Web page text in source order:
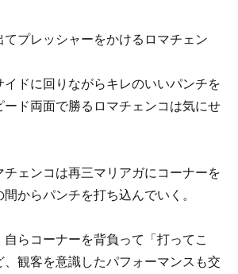
プレッシャーをかけるロマチェン
ドに回りながらキレのいいパンチを
ド両面で勝るロマチェンコは気にせ
ェンコは再三マリアガにコーナーを
からパンチを打ち込んでいく。
らコーナーを背負って「打ってこ
観客を意識したパフォーマンスも交